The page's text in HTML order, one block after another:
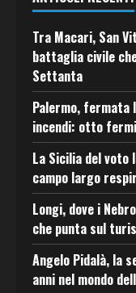
Tra Macari, San
battaglia civile
Settanta
Palermo, fermata
incendi: otto fermi
La Sicilia del
campo largo
Longi, dove i
che punta sul
Angelo Pidalà, la
anni nel mondo